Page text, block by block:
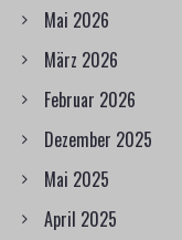
Mai 2026
März 2026
Februar 2026
Dezember 2025
Mai 2025
April 2025